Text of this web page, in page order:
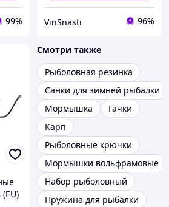
99% VinSnasti 96%
Смотри также
Рыболовная резинка
Санки для зимней рыбалки
Мормышка
Гачки
Карп
Рыболовные крючки
Мормышки вольфрамовые
Набор рыболовный
Пружина для рыбалки